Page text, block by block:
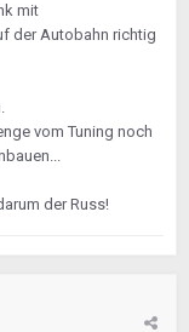
mit
der Autobahn richtig
vom Tuning noch
der Russ!